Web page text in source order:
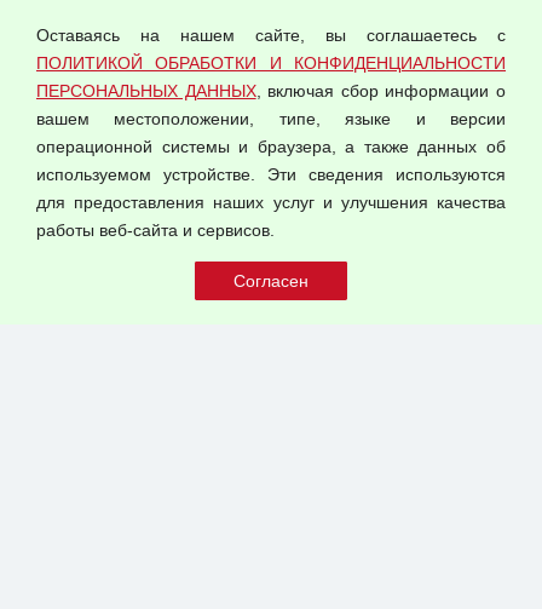
© 2026 ООО "Феникс"
Согласием на обработку персональных данных
Оферта оптовой купли-продажи
Публичная оферта
Оставаясь на нашем сайте, вы соглашаетесь с
ПОЛИТИКОЙ ОБРАБОТКИ И КОНФИДЕНЦИАЛЬНОСТИ
ПЕРСОНАЛЬНЫХ ДАННЫХ, включая сбор информации о
вашем местоположении, типе, языке и версии
операционной системы и браузера, а также данных об
используемом устройстве. Эти сведения используются
для предоставления наших услуг и улучшения качества
работы веб-сайта и сервисов.